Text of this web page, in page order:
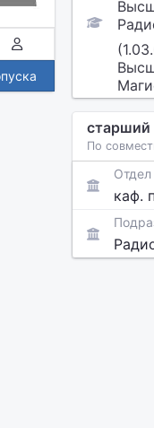
старший
По
Отдел
каф.